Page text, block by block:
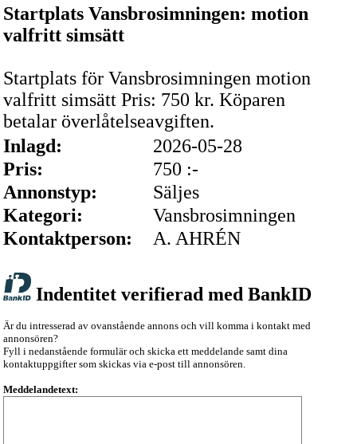
Startplats Vansbrosimningen: motion
valfritt simsätt
Startplats för Vansbrosimningen motion
valfritt simsätt Pris: 750 kr. Köparen
betalar överlåtelseavgiften.
Inlagd:
2026-05-28
Pris:
750 :-
Annonstyp:
Säljes
Kategori:
Vansbrosimningen
Kontaktperson:
A. AHRÉN
Indentitet verifierad med BankID
Är du intresserad av ovanstående annons och vill komma i kontakt med
annonsören?
Fyll i nedanstående formulär och skicka ett meddelande samt dina
kontaktuppgifter som skickas via e-post till annonsören.
Meddelandetext: